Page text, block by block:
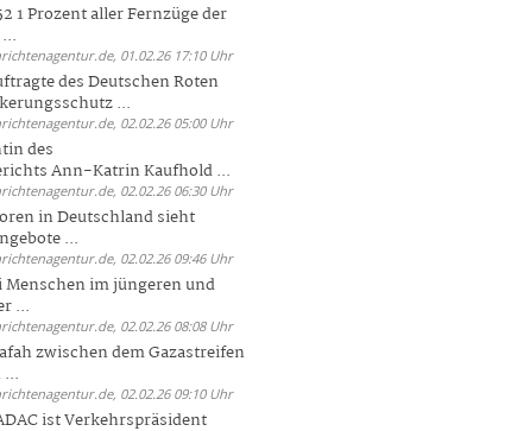
1 Prozent aller Fernzüge der
01.02.26 17:10 Uhr
des Deutschen Roten
...
02.02.26 05:00 Uhr
des
Ann-Katrin Kaufhold ...
02.02.26 06:30 Uhr
in Deutschland sieht
...
02.02.26 09:46 Uhr
Menschen im jüngeren und
...
02.02.26 08:08 Uhr
zwischen dem Gazastreifen
02.02.26 09:10 Uhr
ist Verkehrspräsident